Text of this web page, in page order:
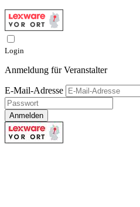
Login
Anmeldung für Veranstalter
E-Mail-Adresse
Anmelden